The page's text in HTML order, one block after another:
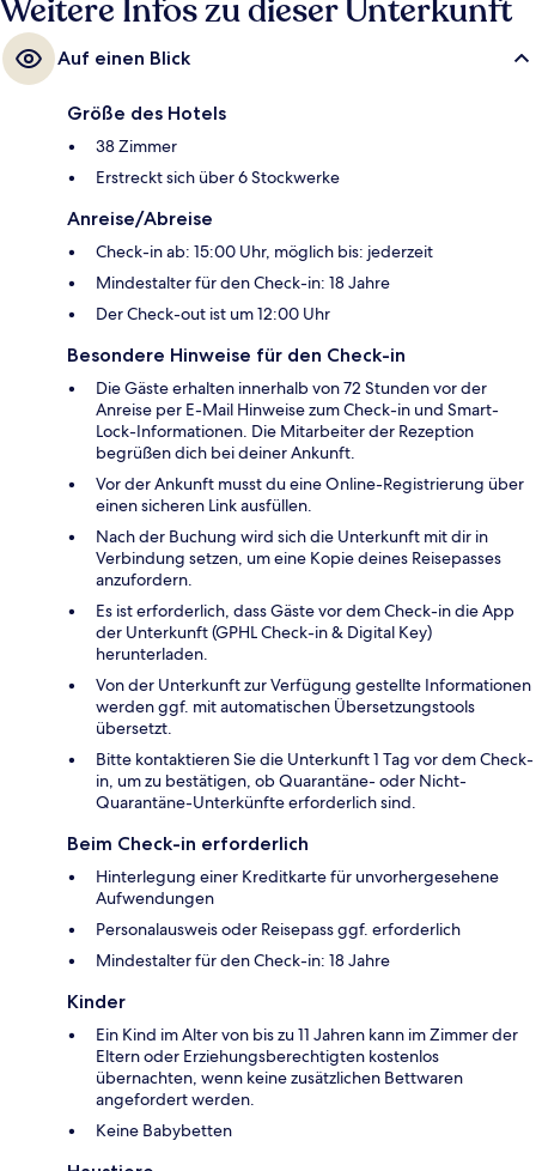
Weitere Infos zu dieser Unterkunft
Auf einen Blick
Größe des Hotels
38 Zimmer
Erstreckt sich über 6 Stockwerke
Anreise/Abreise
Check-in ab: 15:00 Uhr, möglich bis: jederzeit
Mindestalter für den Check-in: 18 Jahre
Der Check-out ist um 12:00 Uhr
Besondere Hinweise für den Check-in
Die Gäste erhalten innerhalb von 72 Stunden vor der
Anreise per E-Mail Hinweise zum Check-in und Smart-
Lock-Informationen. Die Mitarbeiter der Rezeption
begrüßen dich bei deiner Ankunft.
Vor der Ankunft musst du eine Online-Registrierung über
einen sicheren Link ausfüllen.
Nach der Buchung wird sich die Unterkunft mit dir in
Verbindung setzen, um eine Kopie deines Reisepasses
anzufordern.
Es ist erforderlich, dass Gäste vor dem Check-in die App
der Unterkunft (GPHL Check-in & Digital Key)
herunterladen.
Von der Unterkunft zur Verfügung gestellte Informationen
werden ggf. mit automatischen Übersetzungstools
übersetzt.
Bitte kontaktieren Sie die Unterkunft 1 Tag vor dem Check-
in, um zu bestätigen, ob Quarantäne- oder Nicht-
Quarantäne-Unterkünfte erforderlich sind.
Beim Check-in erforderlich
Hinterlegung einer Kreditkarte für unvorhergesehene
Aufwendungen
Personalausweis oder Reisepass ggf. erforderlich
Mindestalter für den Check-in: 18 Jahre
Kinder
Ein Kind im Alter von bis zu 11 Jahren kann im Zimmer der
Eltern oder Erziehungsberechtigten kostenlos
übernachten, wenn keine zusätzlichen Bettwaren
angefordert werden.
Keine Babybetten